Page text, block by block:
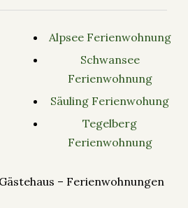
Alpsee Ferienwohnung
Schwansee
Ferienwohnung
Säuling Ferienwohung
Tegelberg
Ferienwohnung
– Ferienwohnungen